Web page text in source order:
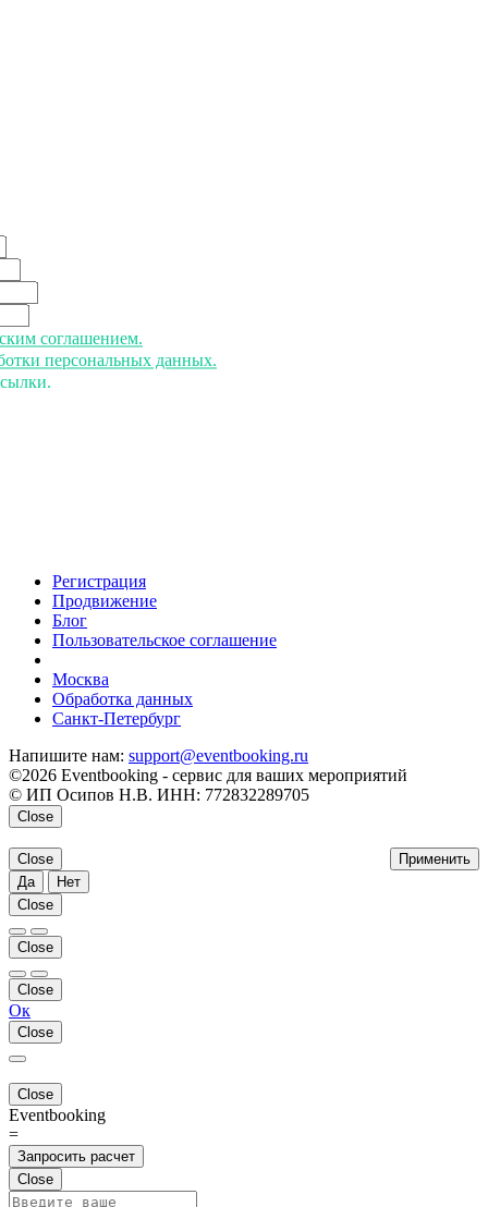
соглашением.
персональных данных.
Регистрация
Продвижение
Блог
Пользовательское соглашение
Москва
Обработка данных
Санкт-Петербург
Напишите нам: support@eventbooking.ru
©2026 Eventbooking - сервис для ваших мероприятий
© ИП Осипов Н.В. ИНН: 772832289705
Close
Применить
Close
Да
Нет
Close
Close
Close
Ок
Close
Close
Eventbooking
=
Запросить расчет
Close